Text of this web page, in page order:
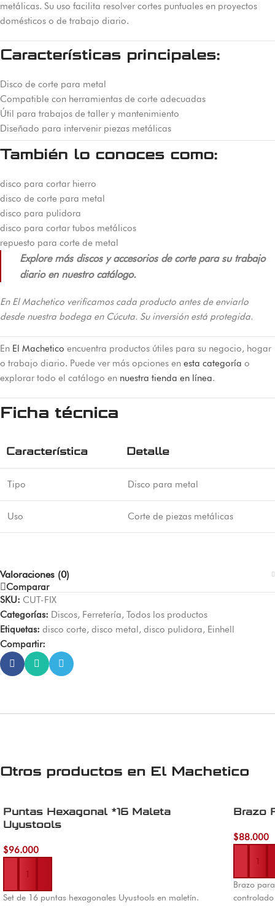
metálicas. Su uso facilita resolver cortes puntuales en proyectos
domésticos o de trabajo diario.
Características principales:
Disco de corte para metal
Compatible con herramientas de corte adecuadas
Útil para trabajos de taller y mantenimiento
Diseñado para intervenir piezas metálicas
También lo conoces como:
disco para cortar hierro
disco de corte para metal
disco para pulidora
disco para cortar tubos metálicos
repuesto para corte de metal
Explore más discos y accesorios de corte para su trabajo
diario en nuestro catálogo.
En El Machetico verificamos cada producto antes de enviarlo
desde nuestra bodega en Cúcuta. Su inversión está protegida.
En El Machetico encuentra productos útiles para su negocio, hogar
o trabajo diario. Puede ver más opciones en esta categoría o
explorar todo el catálogo en nuestra tienda en línea.
Ficha técnica
Característica Detalle
Tipo Disco para metal
Uso Corte de piezas metálicas
Valoraciones (0)
Comparar
SKU: CUT-FIX
Categorías: Discos, Ferretería, Todos los productos
Etiquetas: disco corte, disco metal, disco pulidora, Einhell
Compartir:
Otros productos en El Machetico
Puntas Hexagonal *16 Maleta
Uyustools
$96.000
Añadir al carrito
Set de 16 puntas hexagonales Uyustools en maletín.
Brazo
$88.000
Añadir al
Brazo